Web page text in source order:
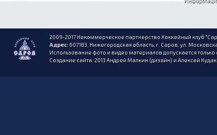
2009-2017 Некоммерческое партнерство Хоккейный клуб
Адрес:607183, Нижегородская область, г. Саров, ул.
Использование фото и видео материалов допускается
Создание сайта: 2013 Андрей Малкин (дизайн) и Алексей